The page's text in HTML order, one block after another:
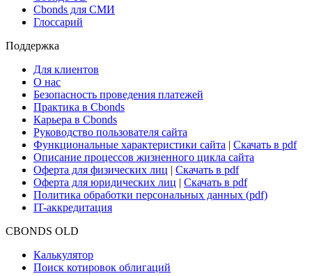
Новости рынка
Research Hub
Cbonds Review
Сбондс-ТВ
Глоссарий
Поддержка
Для клиентов
О нас
Безопасность проведения платежей
Практика в Cbonds
Карьера в Cbonds
Руководство пользователя сайта
Функциональные характеристики сайта|Скачать в pdf
Описание процессов жизненного цикла сайта
Оферта для физических лиц
Оферта для юридических лиц
IT-аккредитация